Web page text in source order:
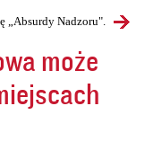
„Absurdy Nadzoru".
może